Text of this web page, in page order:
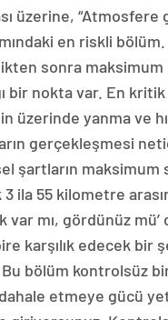
üzerine, “Atmosfere
en riskli
sonra maksimum
bir nokta var. En
üzerinde yanma ve
gerçekleşmesi
şartların maksimum
3 ila 55 kilometre
var mı, gördünüz mü’
karşılık edecek bir
bölüm kontrolsüz
etmeye gücü